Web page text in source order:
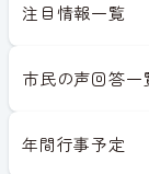
注目情報一覧
市民の声回答一
年間行事予定